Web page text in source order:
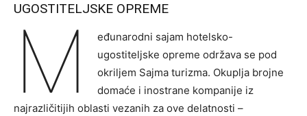
UGOSTITELJSKE OPREME
M
eđunarodni sajam hotelsko-
ugostiteljske opreme održava se pod
okriljem Sajma turizma. Okuplja brojne
domaće i inostrane kompanije iz
najrazličitijih oblasti vezanih za ove delatnosti –